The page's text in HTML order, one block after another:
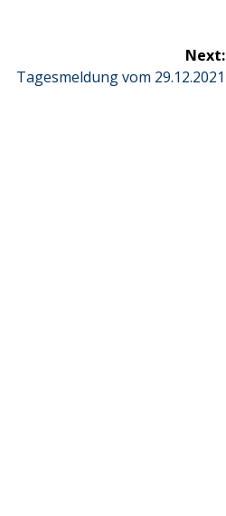
Next:
Next
Tagesmeldung vom 29.12.2021